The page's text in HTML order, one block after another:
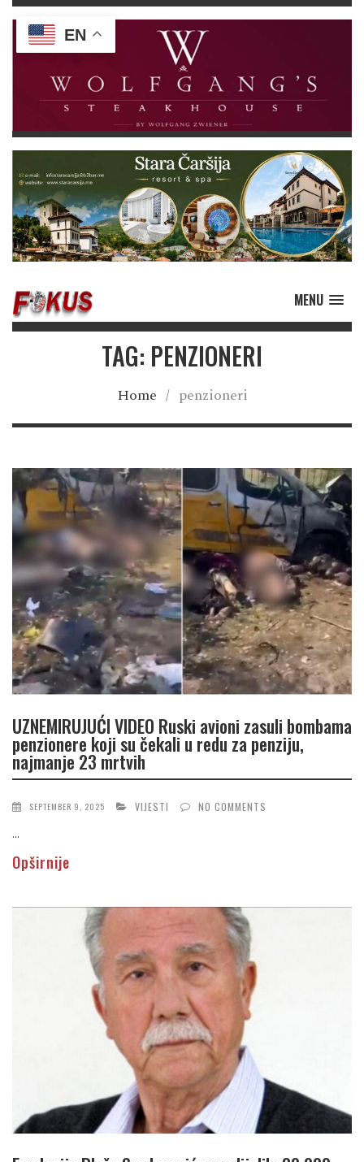
MENU
TAG: PENZIONERI
Home / penzioneri
UZNEMIRUJUĆI VIDEO Ruski avioni zasuli bombama
penzionere koji su čekali u redu za penziju,
najmanje 23 mrtvih
SEPTEMBER 9, 2025 VIJESTI NO COMMENTS
...
Opširnije
EN